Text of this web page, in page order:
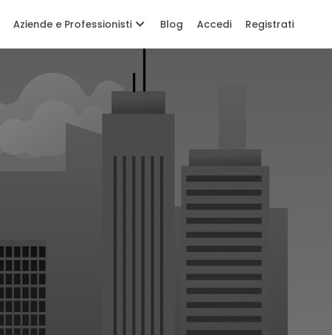
Aziende e Professionisti Blog Accedi Registrati